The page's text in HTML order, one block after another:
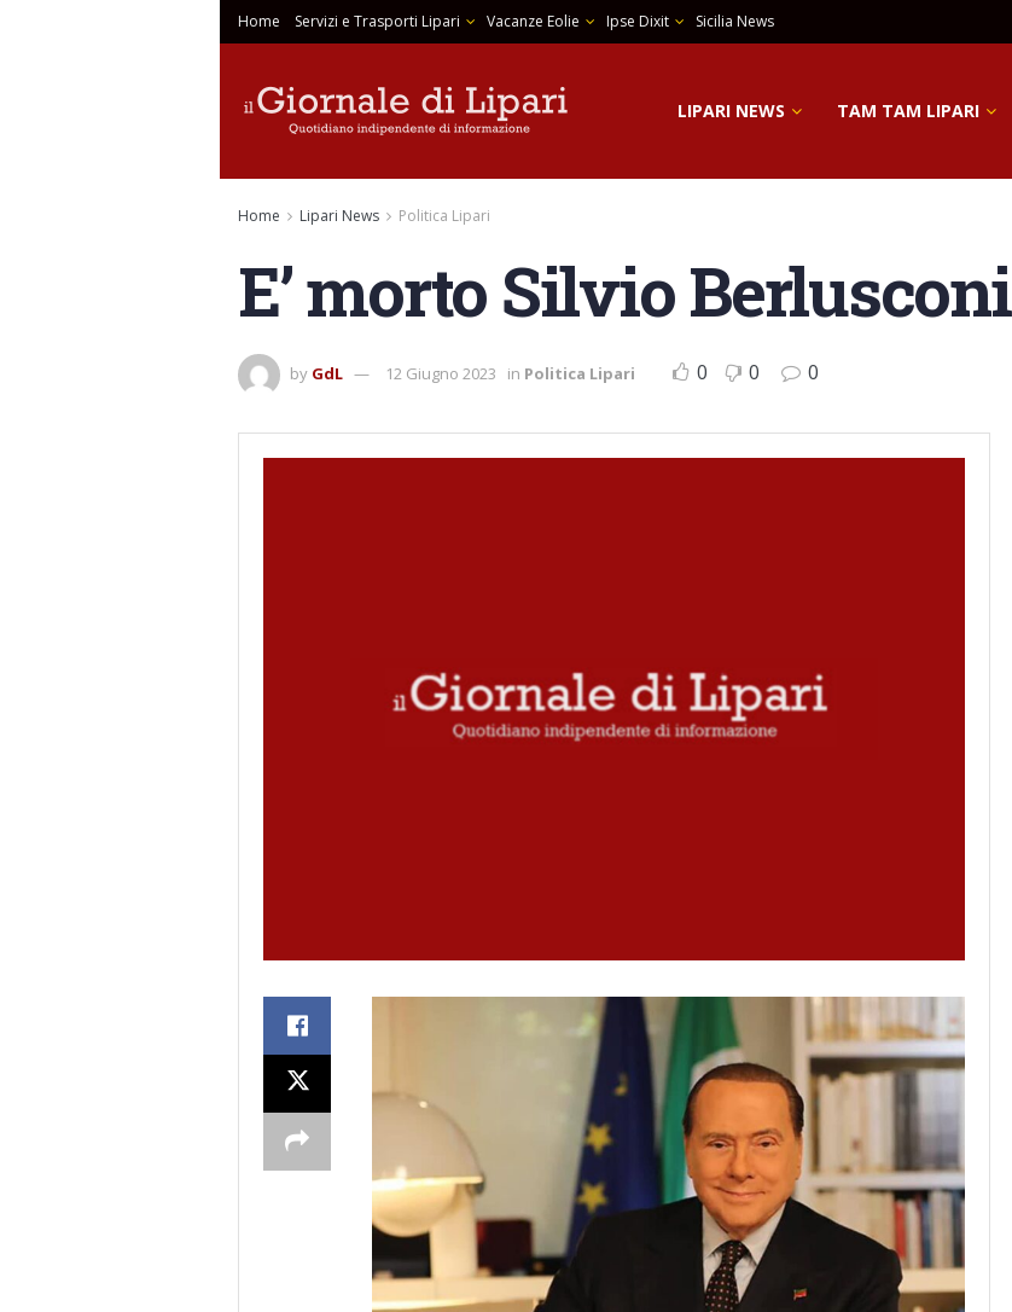
Home Servizi e Trasporti Lipari Vacanze Eolie Ipse Dixit Sicilia News
LIPARI NEWS TAM TAM LIPARI
Home Lipari News Politica Lipari
E’ morto Silvio Berlusconi
by GdL 12 Giugno 2023 in Politica Lipari 0 0 0